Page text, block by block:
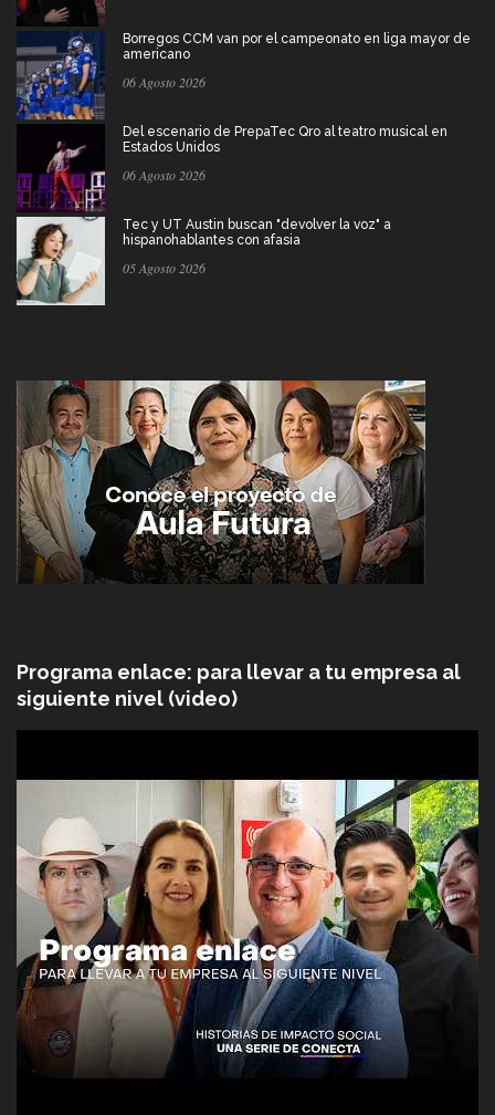
Borregos CCM van por el campeonato en liga mayor de
americano
06 Agosto 2026
Del escenario de PrepaTec Qro al teatro musical en
Estados Unidos
06 Agosto 2026
Tec y UT Austin buscan "devolver la voz" a
hispanohablantes con afasia
05 Agosto 2026
Programa enlace: para llevar a tu empresa al
siguiente nivel (video)